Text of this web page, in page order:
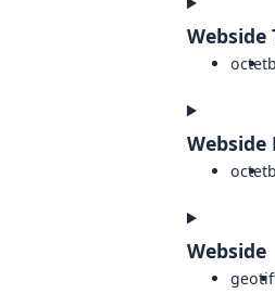
Webside
octet
Webside
octet
Webside